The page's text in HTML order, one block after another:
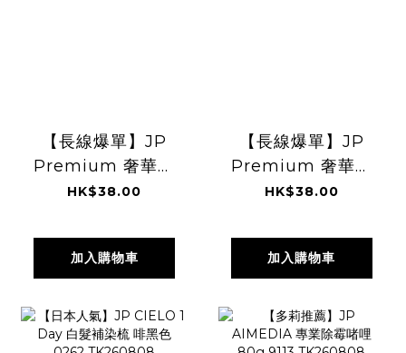
【長線爆單】JP
Premium 奢華升
級版 美味棒 雙倍芝
TK260808
HK$38.00
加入購物車
【長線爆單】JP
Premium 奢華升
級版 美味棒 和風牛
TK260808
HK$38.00
加入購物車